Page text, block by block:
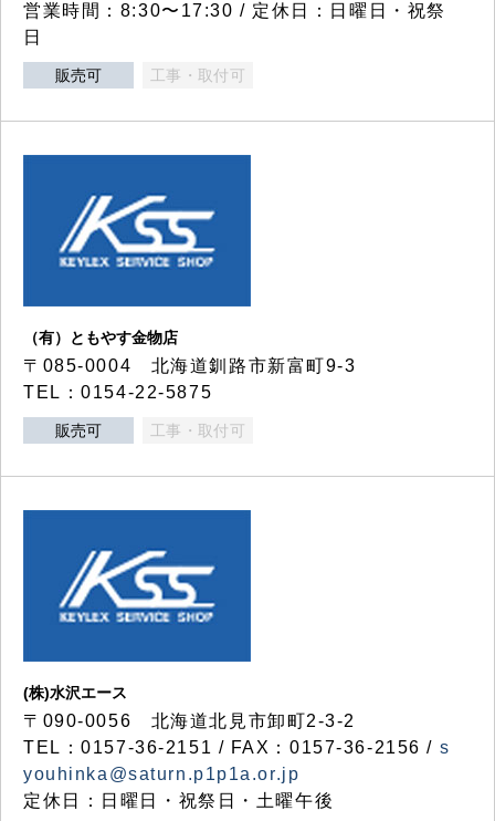
営業時間：8:30〜17:30 / 定休日：日曜日・祝祭
日
販売可 工事・取付可
（有）ともやす金物店
〒085-0004 北海道釧路市新富町9-3
TEL：0154-22-5875
販売可 工事・取付可
(株)水沢エース
〒090-0056 北海道北見市卸町2-3-2
TEL：0157-36-2151 / FAX：0157-36-2156 / s
youhinka@saturn.p1p1a.or.jp
定休日：日曜日・祝祭日・土曜午後